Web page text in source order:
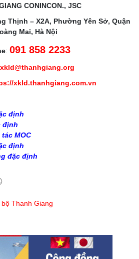
CONINCON., JSC
Thịnh – X2A, Phường Yên Sở, Quận
Mai, Hà Nội
: 091 858 2233
xkld@thanhgiang.org
xkld.thanhgiang.com.vn
định
định
MOC
định
đặc định
Thanh Giang